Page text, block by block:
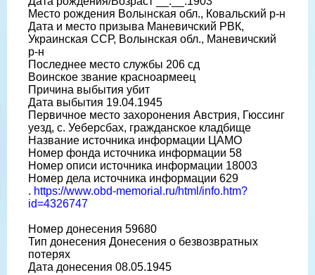
Место рождения Волынская обл., Ковальский р-н
Дата и место призыва Маневичский РВК,
Украинская ССР, Волынская обл., Маневичский
р-н
Последнее место службы 206 сд
Воинское звание красноармеец
Причина выбытия убит
Дата выбытия 19.04.1945
Первичное место захоронения Австрия, Гюссинг
уезд, с. Уеберсбах, гражданское кладбище
Название источника информации ЦАМО
Номер фонда источника информации 58
Номер описи источника информации 18003
Номер дела источника информации 629
. https://www.obd-memorial.ru/html/info.htm?
id=4326747
Номер донесения 59680
Тип донесения Донесения о безвозвратных
потерях
Дата донесения 08.05.1945